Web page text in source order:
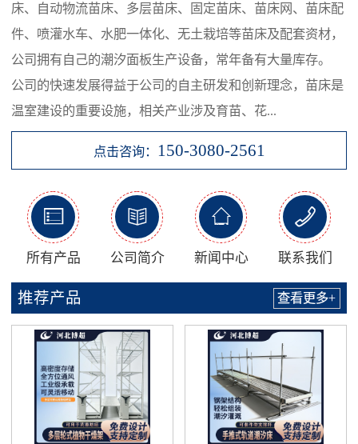
床、自动物流苗床、多层苗床、固定苗床、苗床网、苗床配
件、喷灌水车、水肥一体化、无土栽培等苗床及配套资材，
公司拥有自己的潮汐面板生产设备，常年备有大量库存。
公司的快速发展得益于公司的自主研发和创新理念，苗床是
温室建设的重要设施，相关产业涉及育苗、花...
点击咨询： 150-3080-2561

所有产品

公司简介

新闻中心

联系我们
推荐产品 查看更多+